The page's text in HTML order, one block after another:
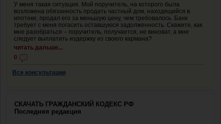
У меня такая ситуация. Мой поручитель, на которого была
возложена обязанность продать частный дом, находящийся в
ипотеке, продал его за меньшую цену, чем требовалось. Банк
требует с меня погасить оставшуюся задолженность. Скажите, как
мне разобраться – поручитель, получается, не виноват, а мне
следует выплатить издержку из своего кармана?
читать дальше...
0
Все консультации
СКАЧАТЬ ГРАЖДАНСКИЙ КОДЕКС РФ
Последняя редакция